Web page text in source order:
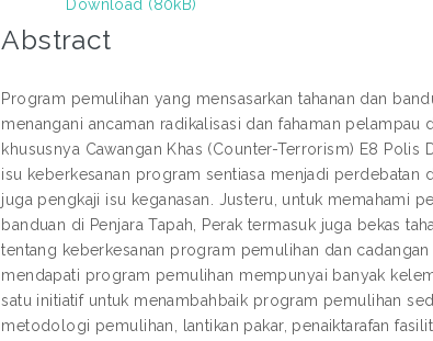
Download (80kB)
Abstract
Program pemulihan yang mensasarkan tahanan dan
menangani ancaman radikalisasi dan fahaman
khususnya Cawangan Khas (Counter-Terrorism) E8 Polis
isu keberkesanan program sentiasa menjadi perdebatan
juga pengkaji isu keganasan. Justeru, untuk memahami
banduan di Penjara Tapah, Perak termasuk juga bekas
tentang keberkesanan program pemulihan dan
mendapati program pemulihan mempunyai banyak
satu initiatif untuk menambahbaik program pemulihan
metodologi pemulihan, lantikan pakar, penaiktarafan